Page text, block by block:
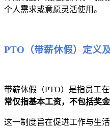
个人需求或意愿灵活使用。
PTO（带薪休假）定义
带薪休假（PTO）是指员工在
常仅指基本工资，不包括奖
这一制度旨在促进工作与生